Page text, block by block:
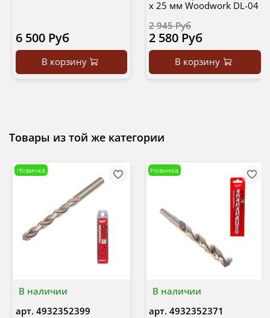
6 500 Руб
В корзину
х 25 мм Woodwork DL-04
2 945 Руб
2 580 Руб
В корзину
Товары из той же категории
В наличии
Новинка
арт. 4932352399
В наличии
Новинка
арт. 4932352371